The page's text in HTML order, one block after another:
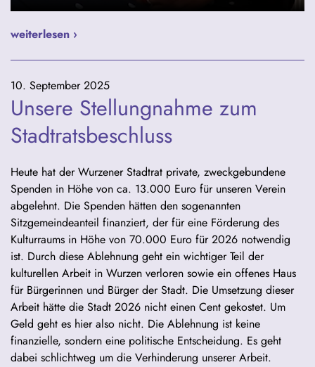
weiterlesen ›
10. September 2025
Unsere Stellungnahme zum
Stadtratsbeschluss
Heute hat der Wurzener Stadtrat private, zweckgebundene
Spenden in Höhe von ca. 13.000 Euro für unseren Verein
abgelehnt. Die Spenden hätten den sogenannten
Sitzgemeindeanteil finanziert, der für eine Förderung des
Kulturraums in Höhe von 70.000 Euro für 2026 notwendig
ist. Durch diese Ablehnung geht ein wichtiger Teil der
kulturellen Arbeit in Wurzen verloren sowie ein offenes Haus
für Bürgerinnen und Bürger der Stadt. Die Umsetzung dieser
Arbeit hätte die Stadt 2026 nicht einen Cent gekostet. Um
Geld geht es hier also nicht. Die Ablehnung ist keine
finanzielle, sondern eine politische Entscheidung. Es geht
dabei schlichtweg um die Verhinderung unserer Arbeit.